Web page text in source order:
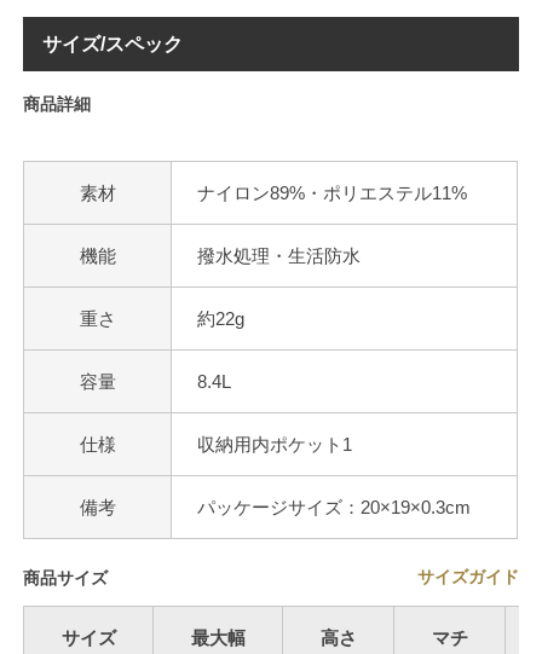
サイズ/スペック
商品詳細
素材 ナイロン89%・ポリエステル11%
機能 撥水処理・生活防水
重さ 約22g
容量 8.4L
仕様 収納用内ポケット1
備考 パッケージサイズ：20×19×0.3cm
商品サイズ サイズガイド
サイズ 最大幅 高さ マチ